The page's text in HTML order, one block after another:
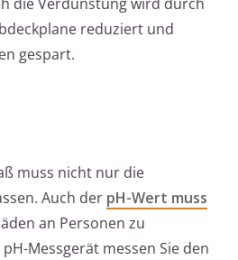
reduziert und
gespart.
muss nicht nur die
Auch der pH-Wert muss
an Personen zu
Messgerät messen Sie den